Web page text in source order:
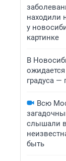
находили
у
картинке
В
градуса —
Всю
слышали
быть